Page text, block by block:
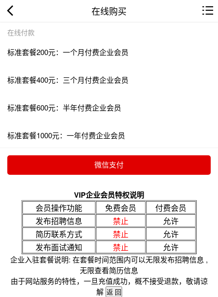
在线购买
在线付款
标准套餐200元：一个月付费企业会员
标准套餐400元：三个月付费企业会员
标准套餐600元：半年付费企业会员
标准套餐1000元：一年付费企业会员
VIP企业会员特权说明
会员操作功能 免费会员
付费会员
发布招聘信息
禁止
允许
简历联系方式
禁止
允许
发布面试通知
禁止 允许
企业入驻套餐说明: 在套餐时间范围内可以无限发布招聘信息 ,
无限查看简历信息
由于网站服务的特性，一旦充值成功，概不接受退款，敬请谅
解